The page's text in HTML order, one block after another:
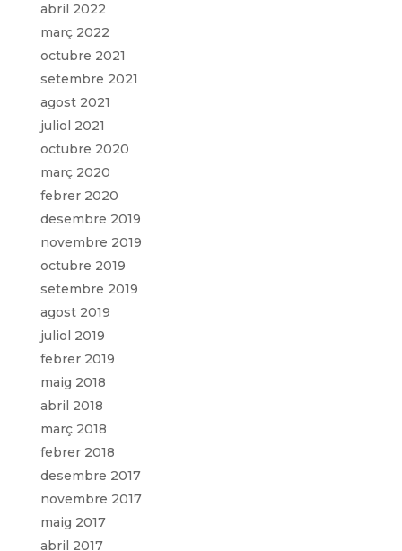
abril 2022
març 2022
octubre 2021
setembre 2021
agost 2021
juliol 2021
octubre 2020
març 2020
febrer 2020
desembre 2019
novembre 2019
octubre 2019
setembre 2019
agost 2019
juliol 2019
febrer 2019
maig 2018
abril 2018
març 2018
febrer 2018
desembre 2017
novembre 2017
maig 2017
abril 2017